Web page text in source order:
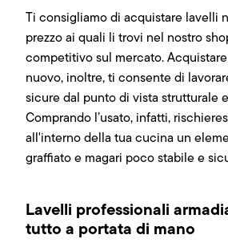
Ti consigliamo di acquistare lavelli
prezzo ai quali li trovi nel nostro
competitivo sul mercato.
nuovo, inoltre, ti consente di
sicure dal punto di vista strutturale
Comprando l’usato, infatti,
all'interno della tua cucina un
graffiato e magari poco stabile e
Lavelli professionali
tutto a portata di mano